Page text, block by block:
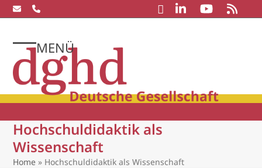
Skip
to
MENÜ
Open
mobile
menu
Close
mobile
menu
Hochschuldidaktik als
Wissenschaft
Home » Hochschuldidaktik als Wissenschaft